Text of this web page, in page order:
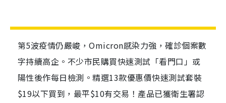
第5波疫情仍嚴峻，Omicron感染力強，確診個案數
字持續高企。不少市民購買快速測試「看門口」或
陽性後作每日檢測。精選13款優惠價快速測試套裝
$19以下買到，最平$10有交易！產品已獲衛生署認